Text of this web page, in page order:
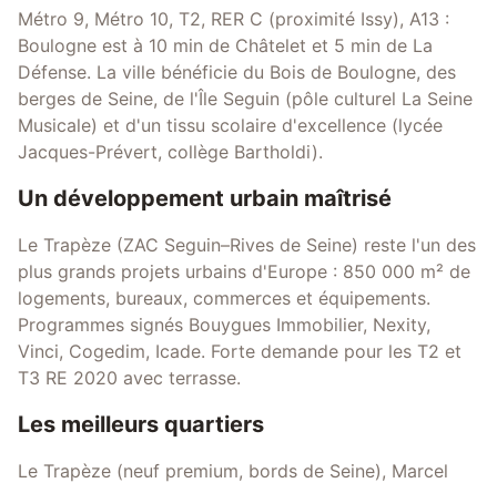
Métro 9, Métro 10, T2, RER C (proximité Issy), A13 :
Boulogne est à 10 min de Châtelet et 5 min de La
Défense. La ville bénéficie du Bois de Boulogne, des
berges de Seine, de l'Île Seguin (pôle culturel La Seine
Musicale) et d'un tissu scolaire d'excellence (lycée
Jacques-Prévert, collège Bartholdi).
Un développement urbain maîtrisé
Le Trapèze (ZAC Seguin–Rives de Seine) reste l'un des
plus grands projets urbains d'Europe : 850 000 m² de
logements, bureaux, commerces et équipements.
Programmes signés Bouygues Immobilier, Nexity,
Vinci, Cogedim, Icade. Forte demande pour les T2 et
T3 RE 2020 avec terrasse.
Les meilleurs quartiers
Le Trapèze (neuf premium, bords de Seine), Marcel